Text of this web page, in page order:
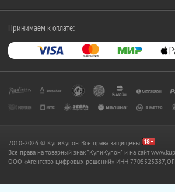
Принимаем к оплате:
2010-2026 © КупиКупон. Все права защищены.
Все права на товарный знак "КупиКупон" и на сайт
OOO «Агентство цифровых решений» ИНН 7705523387,